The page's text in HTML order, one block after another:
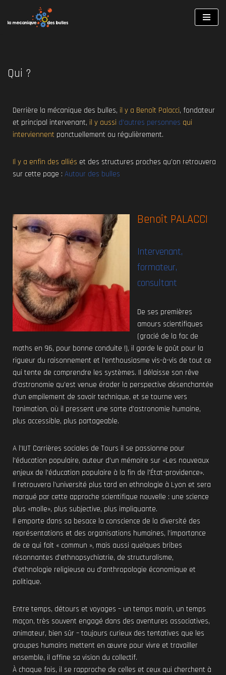
Aller
Qui ?
Derrière la mécanique des bulles, il y a Benoît Palacci, fondateur
et principal intervenant, il y aussi d’autres personnes qui
interviennent ponctuellement ou régulièrement.
Il y a enfin des alliés et des structures proches qu’on retrouvera
sur cette page : Autour des bulles
Benoît PALACCI
Intervenant,
formateur,
consultant
De ses premières
amours scientifiques
(gracié de la fac de
maths en 96, pour bonne conduite !), il garde le goût pour la
rigueur du raisonnement et l’enthousiasme vis-à-vis de tout ce
qui tente de comprendre les systèmes. Il délaisse son rêve
d’astronomie qu’est venue éroder la perspective désenchantée
d’un empilement de savoir technique, et se tourne vers
l’animation, où il pressent une sorte d’astronomie humaine,
plus accessible, plus partageable.
A l’IUT Carrières sociales de Tours il se passionne pour
l’éducation populaire, auteur d’un mémoire sur «Les nouveaux
enjeux de l’éducation populaire à la fin de l’État-providence».
Il retrouvera l’université plus tard en ethnologie à Lyon et sera
marqué par cette approche scientifique nouvelle : une science
plus «molle», plus subjective, plus impliquante.
Il emporte dans sa besace la conscience de la diversité des
représentations et des organisations humaines, l’importance
de ce qui fait « commun », mais aussi quelques bribes
résonnantes d’ethnopsychiatrie, de structuralisme,
d’ethnologie religieuse ou d’anthropologie économique et
politique.
Entre temps, détours et voyages – un temps marin, un temps
maçon, très souvent engagé dans des aventures associatives,
animateur, bien sûr – toujours curieux des tentatives que les
groupes humains mettent en œuvre pour vivre et travailler
ensemble, il affine sa vision du collectif.
À chaque fois, il se rapproche de celles et ceux qui cherchent à